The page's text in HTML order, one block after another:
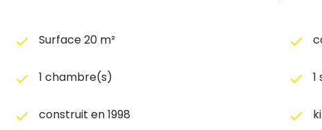
Surface 20 m²
1 chambre(s)
construit en 1998